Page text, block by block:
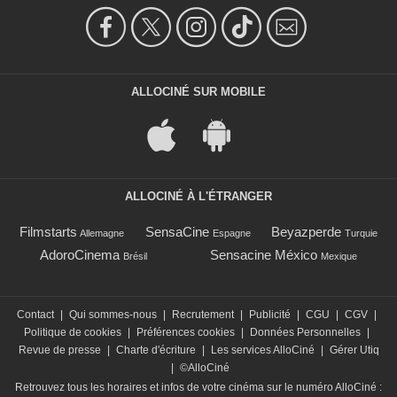
ALLOCINÉ SUR MOBILE
ALLOCINÉ À L'ÉTRANGER
Filmstarts Allemagne SensaCine Espagne Beyazperde Turquie
AdoroCinema Brésil Sensacine México Mexique
Contact | Qui sommes-nous | Recrutement | Publicité | CGU | CGV |
Politique de cookies | Préférences cookies | Données Personnelles |
Revue de presse
| Charte d'écriture | Les services AlloCiné | Gérer Utiq
| ©AlloCiné
Retrouvez tous les horaires et infos de votre cinéma sur le numéro AlloCiné :